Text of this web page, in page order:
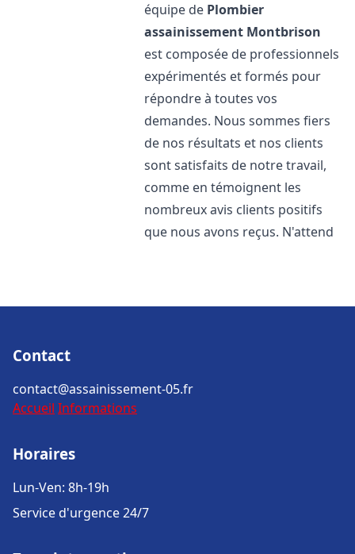
équipe de Plombier
assainissement Montbrison
est composée de professionnels
expérimentés et formés pour
répondre à toutes vos
demandes. Nous sommes fiers
de nos résultats et nos clients
sont satisfaits de notre travail,
comme en témoignent les
nombreux avis clients positifs
que nous avons reçus. N'attend
Contact
contact@assainissement-05.fr
Accueil Informations
Horaires
Lun-Ven: 8h-19h
Service d'urgence 24/7